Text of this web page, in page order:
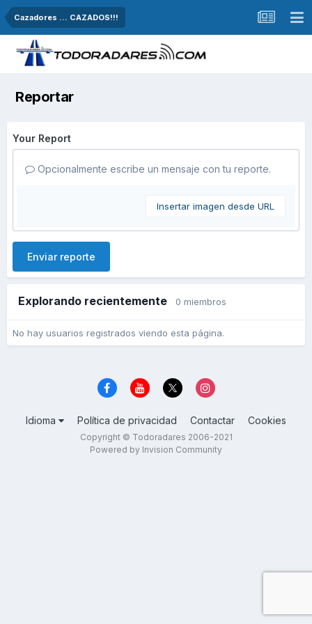
Cazadores ... CAZADOS!!!
Reportar
Your Report
Opcionalmente escribe un mensaje con tu reporte.
Insertar imagen desde URL
Enviar reporte
Explorando recientemente 0 miembros
No hay usuarios registrados viendo esta página.
Idioma Política de privacidad Contactar Cookies
Copyright © Todoradares 2006-2021
Powered by Invision Community